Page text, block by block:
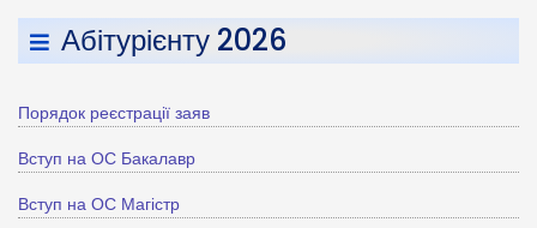
Абітурієнту 2026
Порядок реєстрації заяв
Вступ на ОС Бакалавр
Вступ на ОС Магістр